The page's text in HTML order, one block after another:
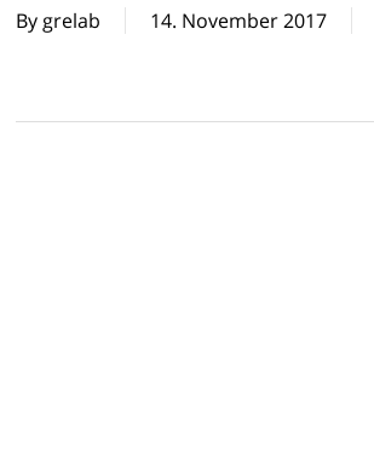
By grelab 14. November 2017